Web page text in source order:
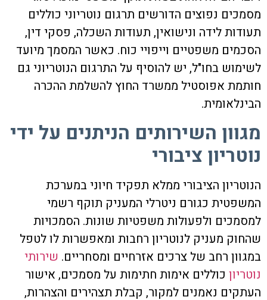
מסמכים נפוצים הדורשים תרגום נוטריוני כוללים
תעודות לידה ונישואין, תעודות השכלה, פסקי דין,
הסכמים משפטיים וייפויי כוח. כאשר המסמך מיועד
לשימוש בחו"ל, יש להוסיף על התרגום הנוטריוני גם
חותמת אפוסטיל ממשרד החוץ להשלמת ההכרה
הבינלאומית.
מגוון השירותים הניתנים על ידי
נוטריון ציבורי
הנוטריון הציבורי ממלא תפקיד חיוני במערכת
המשפטית כגורם ניטרלי המעניק תוקף רשמי
למסמכים ולפעולות משפטיות שונות. הסמכויות
שהחוק מעניק לנוטריון רחבות ומאפשרות לו לטפל
במגוון רחב של צרכים אזרחיים ומסחריים. שירותי
נוטריון כוללים אימות חתימות על מסמכים, אישור
העתקים נאמנים למקור, קבלת תצהירים והצהרות,